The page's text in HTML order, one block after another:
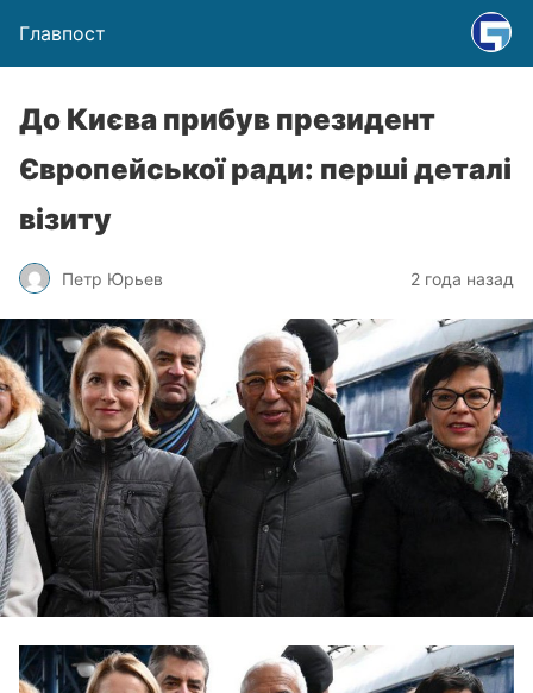
Главпост
До Києва прибув президент
Європейської ради: перші деталі
візиту
Петр Юрьев 2 года назад